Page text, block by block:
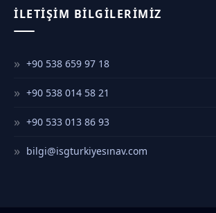
İLETIŞIM BILGILERIMIZ
+90 538 659 97 18
+90 538 014 58 21
+90 533 013 86 93
bilgi@isgturkiyesınav.com